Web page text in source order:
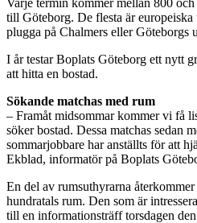
till Göteborg. De flesta är europeiska
plugga på Chalmers eller Göteborgs
I år testar Boplats Göteborg ett nytt
att hitta en bostad.
Sökande matchas med rum
– Framåt midsommar kommer vi få
söker bostad. Dessa matchas sedan
sommarjobbare har anställts för att
Ekblad, informatör på Boplats
En del av rumsuthyrarna
hundratals rum. Den som är
till en informationsträff torsdagen